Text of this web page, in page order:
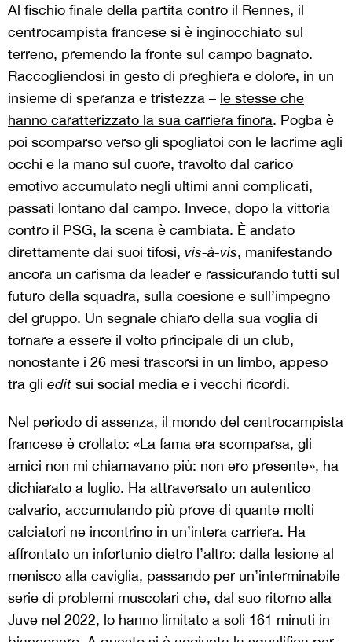
Al fischio finale della partita contro il Rennes, il
centrocampista francese si è inginocchiato sul
terreno, premendo la fronte sul campo bagnato.
Raccogliendosi in gesto di preghiera e dolore, in un
insieme di speranza e tristezza – le stesse che
hanno caratterizzato la sua carriera finora. Pogba è
poi scomparso verso gli spogliatoi con le lacrime agli
occhi e la mano sul cuore, travolto dal carico
emotivo accumulato negli ultimi anni complicati,
passati lontano dal campo. Invece, dopo la vittoria
contro il PSG, la scena è cambiata. È andato
direttamente dai suoi tifosi, vis-à-vis, manifestando
ancora un carisma da leader e rassicurando tutti sul
futuro della squadra, sulla coesione e sull’impegno
del gruppo. Un segnale chiaro della sua voglia di
tornare a essere il volto principale di un club,
nonostante i 26 mesi trascorsi in un limbo, appeso
tra gli edit sui social media e i vecchi ricordi.
Nel periodo di assenza, il mondo del centrocampista
francese è crollato: «La fama era scomparsa, gli
amici non mi chiamavano più: non ero presente», ha
dichiarato a luglio. Ha attraversato un autentico
calvario, accumulando più prove di quante molti
calciatori ne incontrino in un’intera carriera. Ha
affrontato un infortunio dietro l’altro: dalla lesione al
menisco alla caviglia, passando per un’interminabile
serie di problemi muscolari che, dal suo ritorno alla
Juve nel 2022, lo hanno limitato a soli 161 minuti in